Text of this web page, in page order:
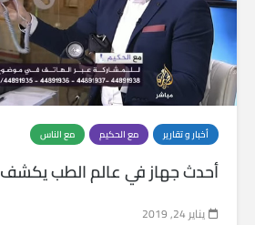
أخبار و تقارير مع الحكيم مع الناس
أحدث جهاز في عالم الطب يكشف
يناير 24, 2019